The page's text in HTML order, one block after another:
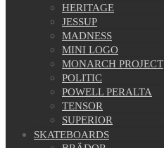
HERITAGE
JESSUP
MADNESS
MINI LOGO
MONARCH PROJECT
POLITIC
POWELL PERALTA
TENSOR
SUPERIOR
SKATEBOARDS